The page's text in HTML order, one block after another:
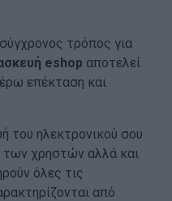
σύγχρονος τρόπος για
eshop αποτελεί
επέκταση και
του ηλεκτρονικού σου
των χρηστών αλλά και
όλες τις
από